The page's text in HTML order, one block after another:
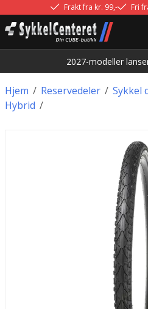
Frakt fra kr. 99,- Fri
2027-modeller
/
Hjem /
Reservedeler Sykkel
/
Hybrid